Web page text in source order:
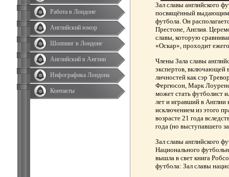
Работа в Лондоне
Английский юмор
Шоппинг в Лондоне
Английский в Англии
Инфографика Лондона
Контакты
Зал славы английского
посвящённый
футбола. Он
Престоне, Англия.
славы, которую
«Оскар», проходит
Члены Зала славы
экспертов, включающей
личностей как сэр
Фергюсон, Марк
может стать футболист
лет и игравший в Англии
исключением из этого
возрасте 21 года
года (но выступавшего
Зал славы английского
Национального
вышла в свет книга
футбола: Зал славы